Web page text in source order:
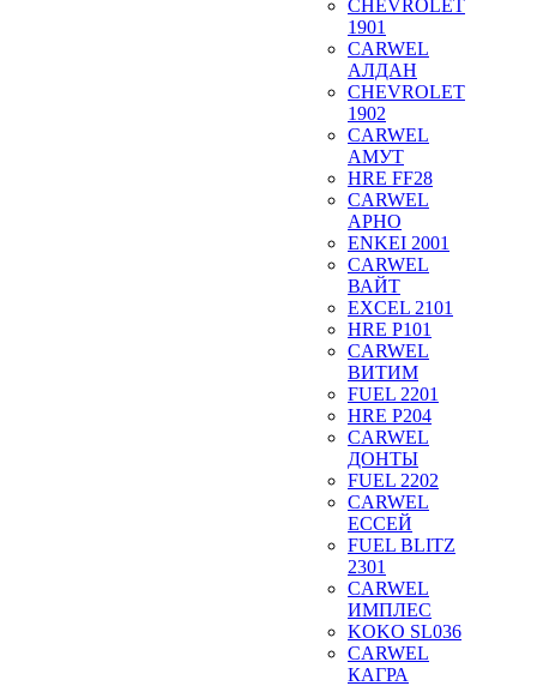
CHEVROLET
1901
CARWEL
АЛДАН
CHEVROLET
1902
CARWEL
АМУТ
HRE FF28
CARWEL
АРНО
ENKEI 2001
CARWEL
ВАЙТ
EXCEL 2101
HRE P101
CARWEL
ВИТИМ
FUEL 2201
HRE P204
CARWEL
ДОНТЫ
FUEL 2202
CARWEL
ЕССЕЙ
FUEL BLITZ
2301
CARWEL
ИМПЛЕС
KOKO SL036
CARWEL
КАГРА